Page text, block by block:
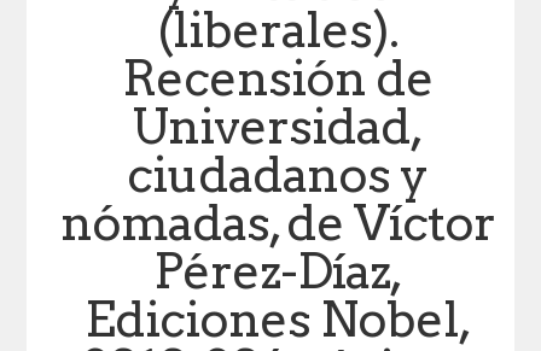
(liberales).
Recensión de
Universidad,
ciudadanos y
nómadas, de Víctor
Pérez-Díaz,
Ediciones Nobel,